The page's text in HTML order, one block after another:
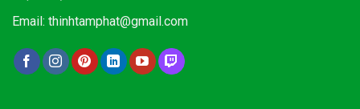
Email: thinhtamphat@gmail.com